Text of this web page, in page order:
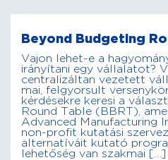
Beyond Budgeting
Vajon lehet-e a
irányítani egy vállalatot?
centralizáltan vezetett
mai, felgyorsult
kérdésekre keresi a
Round Table (BBRT),
Advanced Manufacturing
non-profit kutatási
alternatíváit kutató
lehetőség van szakmai […]